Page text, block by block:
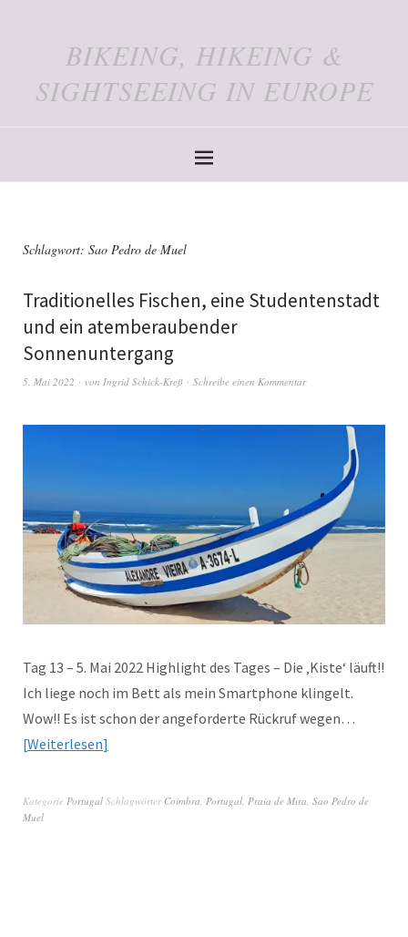
BIKEING, HIKEING &
SIGHTSEEING IN EUROPE
Schlagwort: Sao Pedro de Muel
Traditionelles Fischen, eine Studentenstadt
und ein atemberaubender
Sonnenuntergang
5. Mai 2022 von Ingrid Schick-Kreß Schreibe einen Kommentar
Tag 13 – 5. Mai 2022 Highlight des Tages – Die ‚Kiste‘ läuft!!
Ich liege noch im Bett als mein Smartphone klingelt.
Wow!! Es ist schon der angeforderte Rückruf wegen…
Weiterlesen
Kategorie Portugal Schlagwörter Coimbra Portugal Praia de Mira Sao Pedro de
Muel